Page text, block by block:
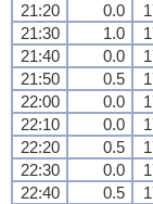
21:20
0.0
21:30
1.0
21:40
0.0
21:50
0.5
22:00
0.0
22:10
0.0
22:20
0.5
22:30
0.0
22:40
0.5